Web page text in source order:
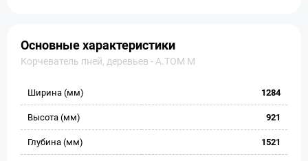
Основные характеристики
Корчеватель пней, деревьев - A.TOM M
Ширина (мм) 1284
Высота (мм) 921
Глубина (мм) 1521